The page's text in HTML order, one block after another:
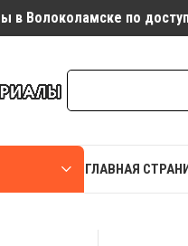
в Волоколамске по
ГЛАВНАЯ